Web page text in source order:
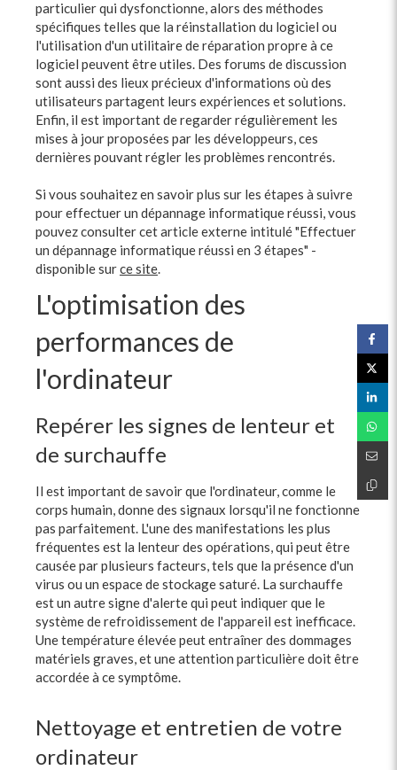
particulier qui dysfonctionne, alors des méthodes
spécifiques telles que la réinstallation du logiciel ou
l'utilisation d'un utilitaire de réparation propre à ce
logiciel peuvent être utiles. Des forums de discussion
sont aussi des lieux précieux d'informations où des
utilisateurs partagent leurs expériences et solutions.
Enfin, il est important de regarder régulièrement les
mises à jour proposées par les développeurs, ces
dernières pouvant régler les problèmes rencontrés.
Si vous souhaitez en savoir plus sur les étapes à suivre
pour effectuer un dépannage informatique réussi, vous
pouvez consulter cet article externe intitulé "Effectuer
un dépannage informatique réussi en 3 étapes" -
disponible surce site.
L'optimisation des
performances de
l'ordinateur
Repérer les signes de lenteur et
de surchauffe
Il est important de savoir que l'ordinateur, comme le
corps humain, donne des signaux lorsqu'il ne fonctionne
pas parfaitement. L'une des manifestations les plus
fréquentes est la lenteur des opérations, qui peut être
causée par plusieurs facteurs, tels que la présence d'un
virus ou un espace de stockage saturé. La surchauffe
est un autre signe d'alerte qui peut indiquer que le
système de refroidissement de l'appareil est inefficace.
Une température élevée peut entraîner des dommages
matériels graves, et une attention particulière doit être
accordée à ce symptôme.
Nettoyage et entretien de votre
ordinateur